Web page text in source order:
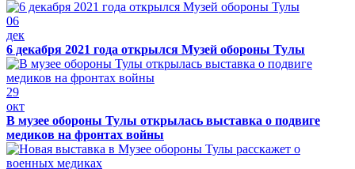
06
дек
6 декабря 2021 года открылся Музей обороны Тулы
29
окт
В музее обороны Тулы открылась выставка о подвиге
медиков на фронтах войны